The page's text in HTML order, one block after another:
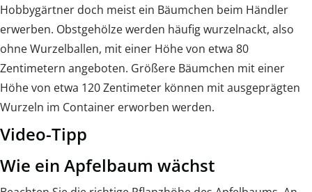
Hobbygärtner doch meist ein Bäumchen beim Händler
erwerben. Obstgehölze werden häufig wurzelnackt, also
ohne Wurzelballen, mit einer Höhe von etwa 80
Zentimetern angeboten. Größere Bäumchen mit einer
Höhe von etwa 120 Zentimeter können mit ausgeprägten
Wurzeln im Container erworben werden.
Video-Tipp
Wie ein Apfelbaum wächst